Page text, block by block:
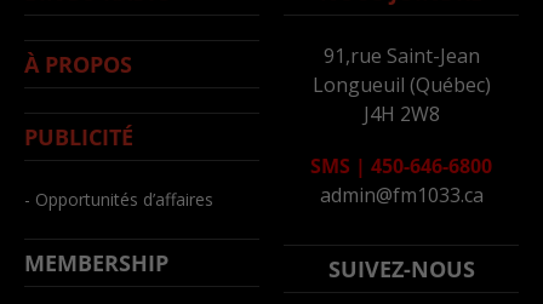
À PROPOS
PUBLICITÉ
- Opportunités d’affaires
MEMBERSHIP
91,rue Saint-Jean
Longueuil (Québec)
J4H 2W8
SMS | 450-646-6800
admin@fm1033.ca
SUIVEZ-NOUS